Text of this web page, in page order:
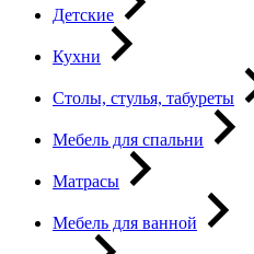
Детские
Кухни
Столы, стулья, табуреты
Мебель для спальни
Матрасы
Мебель для ванной